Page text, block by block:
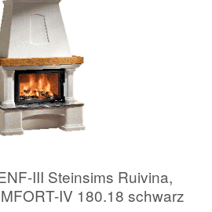
III Steinsims Ruivina,
IV 180.18 schwarz